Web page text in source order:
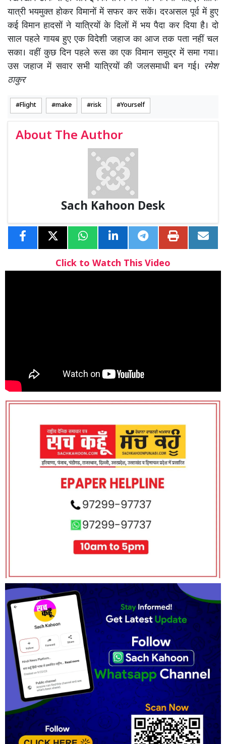
यात्री भयमुक्त होकर विमानों में सफर कर सकें। दरअसल पूर्व में हुए
कई विमान हादसों ने यात्रियों के दिलों में भय पैदा कर दिया है। दो
साल पहले गायब हुए एक विदेशी जहाज का आज तक पता नहीं चल
सका। वहीं कुछ दिन पहले रूस का एक विमान समुद्र में समा गया।
उस जहाज में सवार सभी यात्रियों की जलसमाधी बन गई। रमेश
ठाकुर
Flight make risk Yourself
About The Author
Sach Kahoon Desk
Click to Watch This Video